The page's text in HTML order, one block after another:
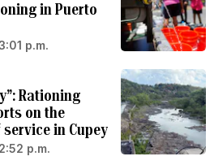
in Puerto
p.m.
Rationing
on the
in Cupey
p.m.